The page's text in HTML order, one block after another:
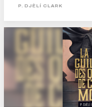
P. DJÈLÍ CLARK